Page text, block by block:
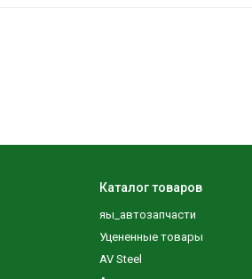
Каталог товаров
яы_автозапчасти
Уцененные товары
AV Steel